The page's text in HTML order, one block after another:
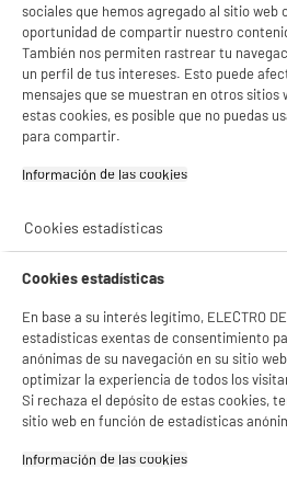
Materiales interiores
Recipiente recuperador grasa Sí
Termostato Sí
Temporizador
Interruptor de
Indicador de calentamiento
Mango Termoaislante
Almacenamiento vertical No
Dimensiones del producto
AL
42
Dimensiones paquete
AL
sociales que hemos agregado al sitio web
oportunidad de compartir nuestro
También nos permiten rastrear tu
un perfil de tus intereses. Esto puede
mensajes que se muestran en otros sitios
estas cookies, es posible que no puedas
para compartir.
Información de las cookies‎
Cookies estadísticas
Cookies estadísticas
En base a su interés legítimo, ELECTRO
estadísticas exentas de consentimiento
anónimas de su navegación en su sitio
optimizar la experiencia de todos los
Si rechaza el depósito de estas cookies,
sitio web en función de estadísticas
Información de las cookies‎